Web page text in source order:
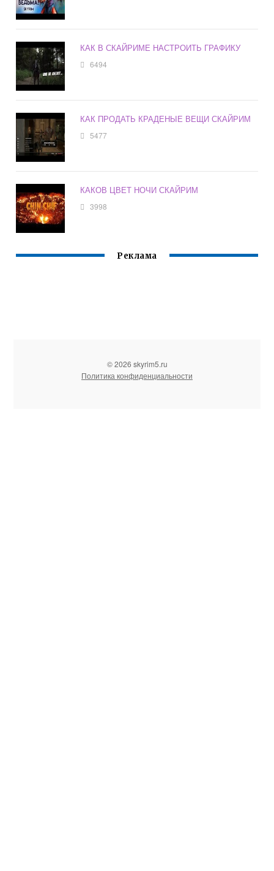
КАК В СКАЙРИМЕ НАСТРОИТЬ ГРАФИКУ
6494
КАК ПРОДАТЬ КРАДЕНЫЕ ВЕЩИ СКАЙРИМ
5477
КАКОВ ЦВЕТ НОЧИ СКАЙРИМ
3998
Реклама
© 2026 skyrim5.ru
Политика конфиденциальности